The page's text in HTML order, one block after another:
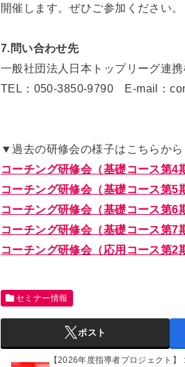
開催します。ぜひご参加ください
7.問い合わせ先
一般社団法人日本トップリーグ連
TEL：050-3850-9790 E-mail：
▼過去の研修会の様子はこちらから
コーチング研修会（基礎コース第4
コーチング研修会（基礎コース第5
コーチング研修会（基礎コース第6
コーチング研修会（基礎コース第7
コーチング研修会（応用コース第2
セミナー情報
ポスト
【2026年度指導者プロジェクト】